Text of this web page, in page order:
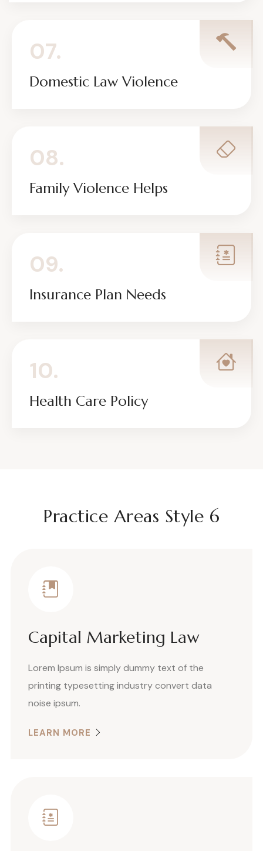
07.
Domestic Law Violence
08.
Family Violence Helps
09.
Insurance Plan Needs
10.
Health Care Policy
Practice Areas Style 6
Capital Marketing Law
Lorem Ipsum is simply dummy text of the
printing typesetting industry convert data
noise ipsum.
LEARN MORE